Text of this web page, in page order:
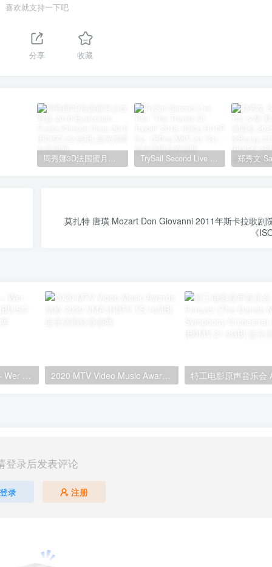
喜欢就支持一下吧
分享 收藏
周秀娜3D法国蜜月之旅写真 2010 Eyescream Fiesta Chrissie Chau 2010 [BDISO 22.9GB] TrySail Second Live Tour “The Travels Of Trysail” 2018 1080p Hi10P flac《BDrip MKV 20.7G》
莫扎特 唐璜 Mozart Don Giovanni 2011年斯卡拉歌剧
《
本·扎克尔 Ben Zucker – Wer sagt das! Zugabe! 2020 [BDISO 31.6GB] 2020 MTV Video Music Awards 简称 2020 VMA [HDTV TS 16GB]
登录后发表评论
登录 注册